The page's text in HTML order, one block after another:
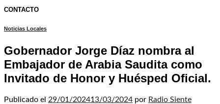
CONTACTO
Noticias Locales
Gobernador Jorge Díaz nombra al
Embajador de Arabia Saudita como
Invitado de Honor y Huésped Oficial.
Publicado el 29/01/202413/03/2024 por Radio Siente